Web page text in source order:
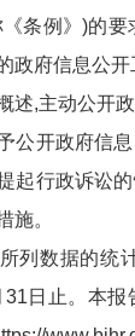
条例》)的
政府信息公开
,主动公开政
公开政府信
起行政诉讼
施。
数据的统计
日止。本报